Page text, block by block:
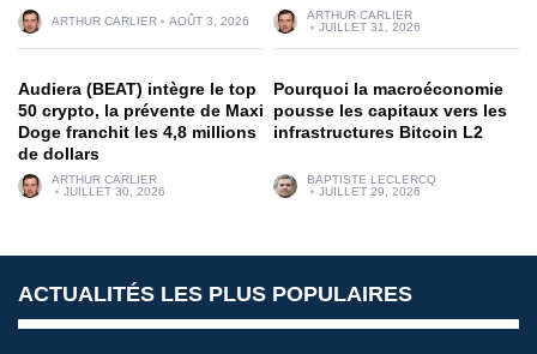
ARTHUR CARLIER AOÛT 3, 2026
ARTHUR CARLIER
JUILLET 31, 2026
Audiera (BEAT) intègre le top
50 crypto, la prévente de Maxi
Doge franchit les 4,8 millions
de dollars
ARTHUR CARLIER
JUILLET 30, 2026
Pourquoi la macroéconomie
pousse les capitaux vers les
infrastructures Bitcoin L2
BAPTISTE LECLERCQ
JUILLET 29, 2026
ACTUALITÉS LES PLUS POPULAIRES